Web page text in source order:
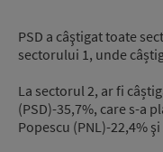
PSD a câştigat toate
sectorului 1, unde
La sectorul 2, ar fi
(PSD)-35,7%, care s-a
Popescu (PNL)-22,4%